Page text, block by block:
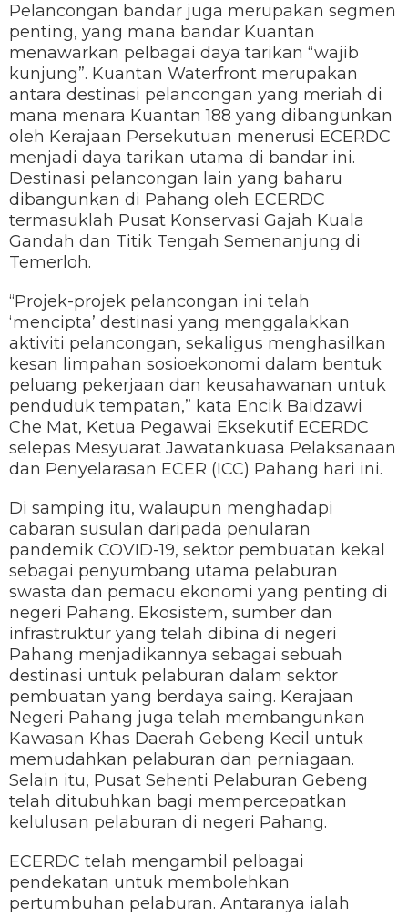
Pelancongan bandar juga merupakan segmen
penting, yang mana bandar Kuantan
menawarkan pelbagai daya tarikan “wajib
kunjung”. Kuantan Waterfront merupakan
antara destinasi pelancongan yang meriah di
mana menara Kuantan 188 yang dibangunkan
oleh Kerajaan Persekutuan menerusi ECERDC
menjadi daya tarikan utama di bandar ini.
Destinasi pelancongan lain yang baharu
dibangunkan di Pahang oleh ECERDC
termasuklah Pusat Konservasi Gajah Kuala
Gandah dan Titik Tengah Semenanjung di
Temerloh.
“Projek-projek pelancongan ini telah
‘mencipta’ destinasi yang menggalakkan
aktiviti pelancongan, sekaligus menghasilkan
kesan limpahan sosioekonomi dalam bentuk
peluang pekerjaan dan keusahawanan untuk
penduduk tempatan,” kata Encik Baidzawi
Che Mat, Ketua Pegawai Eksekutif ECERDC
selepas Mesyuarat Jawatankuasa Pelaksanaan
dan Penyelarasan ECER (ICC) Pahang hari ini.
Di samping itu, walaupun menghadapi
cabaran susulan daripada penularan
pandemik COVID-19, sektor pembuatan kekal
sebagai penyumbang utama pelaburan
swasta dan pemacu ekonomi yang penting di
negeri Pahang. Ekosistem, sumber dan
infrastruktur yang telah dibina di negeri
Pahang menjadikannya sebagai sebuah
destinasi untuk pelaburan dalam sektor
pembuatan yang berdaya saing. Kerajaan
Negeri Pahang juga telah membangunkan
Kawasan Khas Daerah Gebeng Kecil untuk
memudahkan pelaburan dan perniagaan.
Selain itu, Pusat Sehenti Pelaburan Gebeng
telah ditubuhkan bagi mempercepatkan
kelulusan pelaburan di negeri Pahang.
ECERDC telah mengambil pelbagai
pendekatan untuk membolehkan
pertumbuhan pelaburan. Antaranya ialah